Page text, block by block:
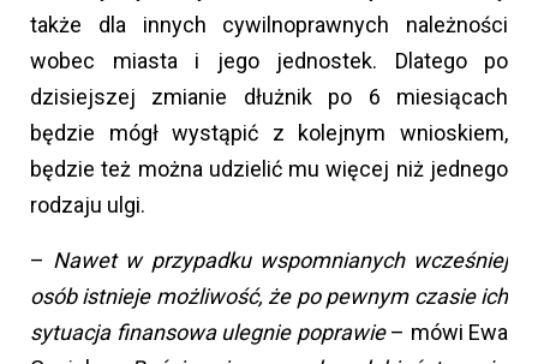
także dla innych cywilnoprawnych należności
wobec miasta i jego jednostek. Dlatego po
dzisiejszej zmianie dłużnik po 6 miesiącach
będzie mógł wystąpić z kolejnym wnioskiem,
będzie też można udzielić mu więcej niż jednego
rodzaju ulgi.
– Nawet w przypadku wspomnianych wcześniej
osób istnieje możliwość, że po pewnym czasie ich
sytuacja finansowa ulegnie poprawie– mówi Ewa